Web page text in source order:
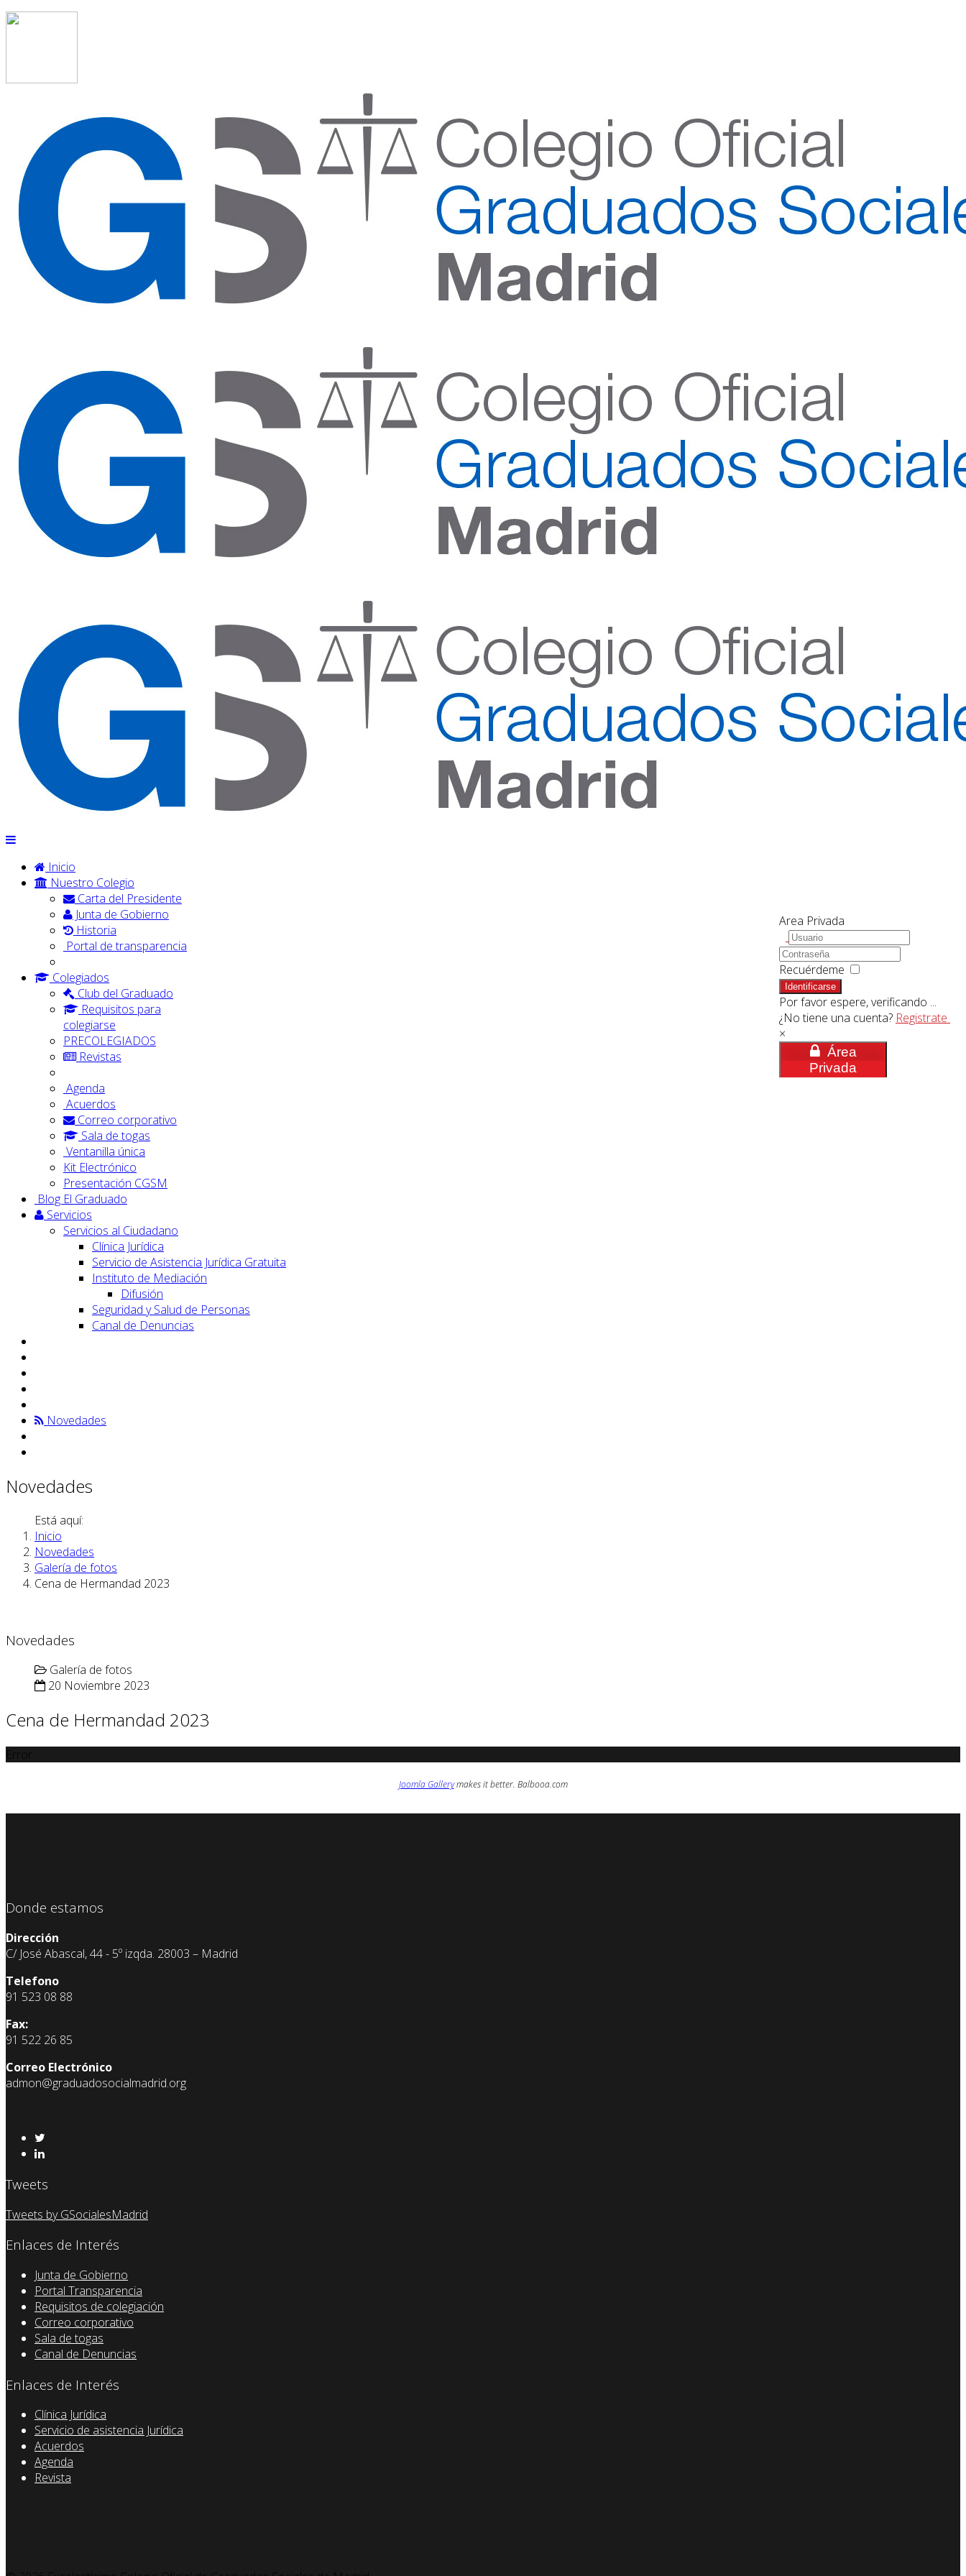
Area Privada
Recuérdeme
Identificarse
Por favor espere, verificando ...
¿No tiene una cuenta? Registrate
×
Área
Privada
Inicio
Nuestro Colegio
Carta del Presidente
Junta de Gobierno
Historia
Portal de transparencia
Colegiados
Club del Graduado
Requisitos para
colegiarse
PRECOLEGIADOS
Revistas
Agenda
Acuerdos
Correo corporativo
Sala de togas
Ventanilla única
Kit Electrónico
Presentación CGSM
Blog El Graduado
Servicios
Servicios al Ciudadano
Clínica Jurídica
Servicio de Asistencia Jurídica Gratuita
Instituto de Mediación
Difusión
Seguridad y Salud de Personas
Canal de Denuncias
Novedades
Novedades
Está aquí:
Inicio
Novedades
Galería de fotos
Cena de Hermandad 2023
Novedades
Galería de fotos
20 Noviembre 2023
Cena de Hermandad 2023
Joomla Gallerymakes it better. Balbooa.com
Donde estamos
Dirección
C/ José Abascal, 44 - 5º izqda. 28003 – Madrid
Telefono
91 523 08 88
Fax:
91 522 26 85
Correo Electrónico
admon@graduadosocialmadrid.org
Tweets
Tweets by GSocialesMadrid
Enlaces de Interés
Junta de Gobierno
Portal Transparencia
Requisitos de colegiación
Correo corporativo
Sala de togas
Canal de Denuncias
Enlaces de Interés
Clínica Jurídica
Servicio de asistencia Jurídica
Acuerdos
Agenda
Revista